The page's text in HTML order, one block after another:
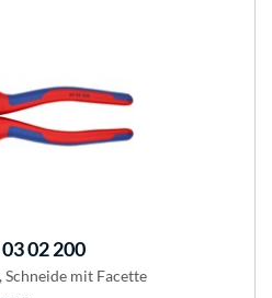
02 200
Schneide mit Facette